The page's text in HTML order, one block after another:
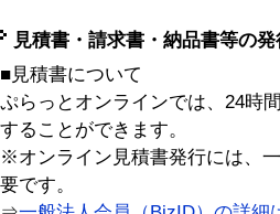
見積書・請求書・納品書等の
■見積書について
ぷらっとオンラインでは、24時
することができます。
※オンライン見積書発行には、
要です。